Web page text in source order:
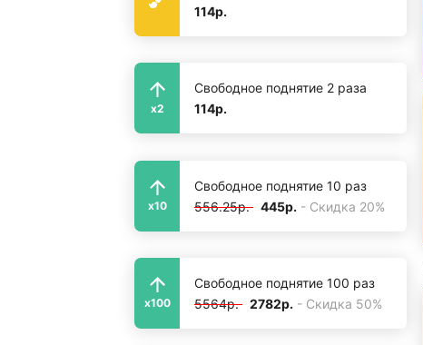
114р.
x2
Свободное поднятие 2 раза
114р.
x10
Свободное поднятие 10 раз
556.25р. 445р. - Скидка 20%
x100
Свободное поднятие 100 раз
5564р. 2782р. - Скидка 50%